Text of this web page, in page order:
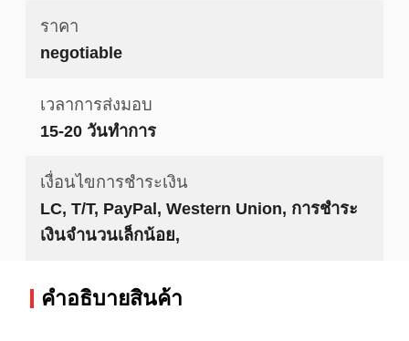
ราคา
negotiable
เวลาการส่งมอบ
15-20 วันทำการ
เงื่อนไขการชำระเงิน
LC, T/T, PayPal, Western Union, การชำระ
เงินจำนวนเล็กน้อย,
คําอธิบายสินค้า